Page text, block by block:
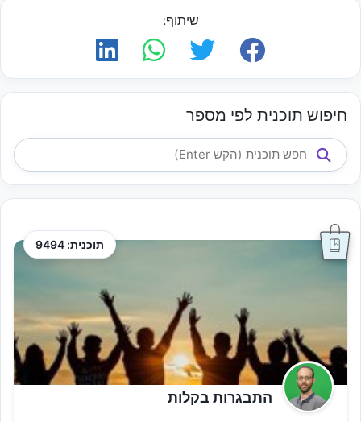
שיתוף:
חיפוש תוכנית לפי מספר
תוכנית: 9494
התבגרות בקלות